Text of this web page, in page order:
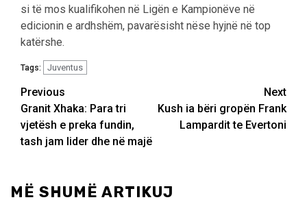
si të mos kualifikohen në Ligën e Kampionëve në
edicionin e ardhshëm, pavarësisht nëse hyjnë në top
katërshe.
Tags: Juventus
Post
navigation
Previous
Granit Xhaka: Para tri
vjetësh e preka fundin,
tash jam lider dhe në majë
Next
Kush ia bëri gropën Frank
Lampardit te Evertoni
MË SHUMË ARTIKUJ